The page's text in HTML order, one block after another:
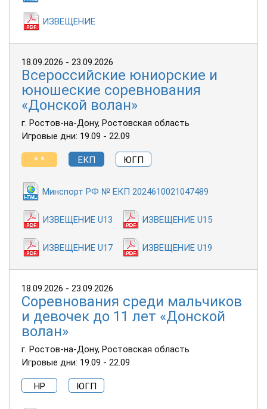
ИЗВЕЩЕНИЕ
18.09.2026 - 23.09.2026
Всероссийские юниорские и
юношеские соревнования
«Донской волан»
г. Ростов-на-Дону, Ростовская область
Игровые дни: 19.09 - 22.09
* * ЕКП ЮГП
Минспорт РФ № ЕКП 2024610021047489
ИЗВЕЩЕНИЕ U13 ИЗВЕЩЕНИЕ U15
ИЗВЕЩЕНИЕ U17 ИЗВЕЩЕНИЕ U19
18.09.2026 - 23.09.2026
Соревнования среди мальчиков
и девочек до 11 лет «Донской
волан»
г. Ростов-на-Дону, Ростовская область
Игровые дни: 19.09 - 22.09
НР ЮГП